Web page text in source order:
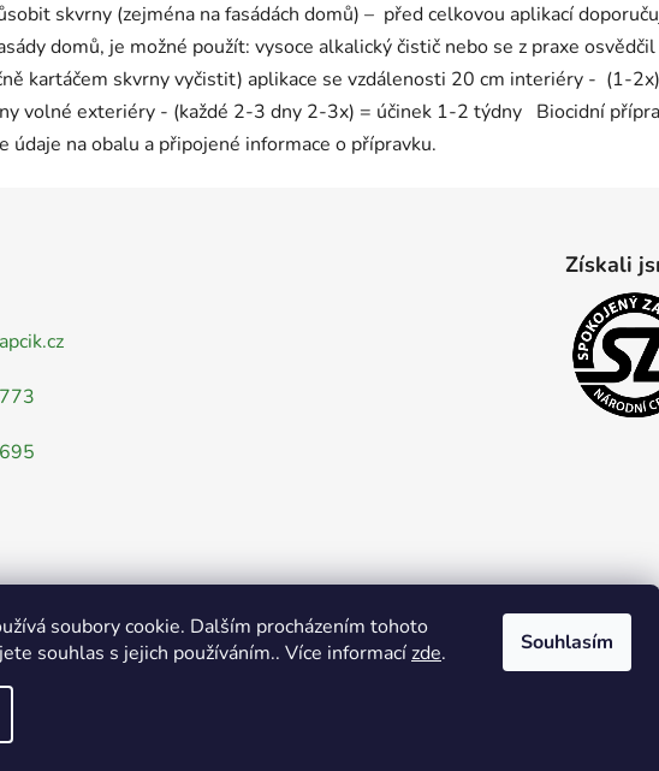
soubory cookie. Dalším procházením tohoto
souhlas s jejich používáním.. Více informacízde. Souhlasím
skvrny (zejména na fasádách domů) – před celkovou aplikací
domů, je možné použít: vysoce alkalický čistič nebo se z praxe
kartáčem skvrny vyčistit) aplikace se vzdálenosti 20 cm interiéry - (1-
volné exteriéry - (každé 2-3 dny 2-3x) = účinek 1-2 týdny Biocidní
na obalu a připojené informace o přípravku.
Získali
Obchodní podmínky Ochrana osobních údajů